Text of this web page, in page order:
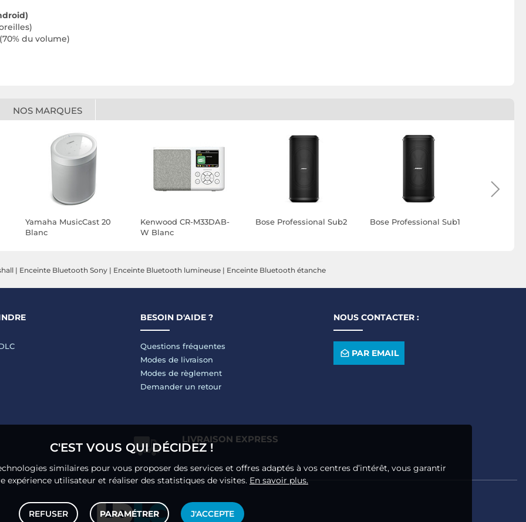
du volume)
NOS MARQUES
Yamaha MusicCast 20
Blanc
Kenwood CR-M33DAB-
W Blanc
Bose Professional Sub2 Bose Professional Sub1
| Enceinte Bluetooth Sony | Enceinte Bluetooth lumineuse | Enceinte Bluetooth étanche
BESOIN D'AIDE ?
Questions fréquentes
Modes de livraison
Modes de règlement
Demander un retour
NOUS CONTACTER :
PAR EMAIL
LIVRAISON EXPRESS
C'EST VOUS QUI DÉCIDEZ !
similaires pour vous proposer des services et offres adaptés à vos centres d’intérêt, vous garantir
expérience utilisateur et réaliser des statistiques de visites. En savoir plus.
REFUSER PARAMÉTRER J'ACCEPTE